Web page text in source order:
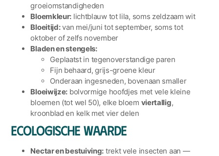
groeiomstandigheden
Bloemkleur: lichtblauw tot lila, soms zeldzaam wit
Bloeitijd:van mei/juni tot september, soms tot
oktober of zelfs november
Bladen en stengels:
Geplaatst in tegenoverstandige paren
Fijn behaard, grijs-groene kleur
Onderaan ingesneden, bovenaan smaller
Bloeiwijze: bolvormige hoofdjes met vele kleine
bloemen (tot wel 50), elke bloem viertallig,
kroonblad en kelk met vier delen
Ecologische waarde
Nectar en bestuiving: trekt vele insecten aan —